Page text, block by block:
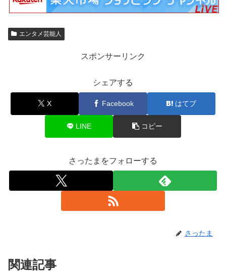
エンタメ芸能人
スポンサーリンク
シェアする
X Facebook はてブ
LINE コピー
さったまをフォローする
さったま
関連記事